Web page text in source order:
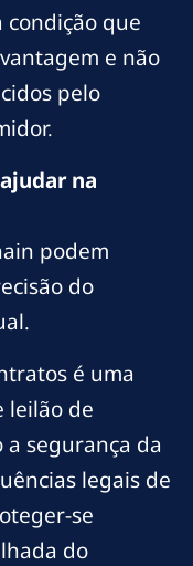
condição que
e não
pelo
na
podem
do
é uma
leilão de
segurança da
legais de
se
do